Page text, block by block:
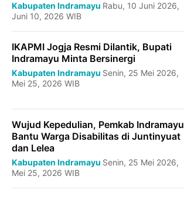
Kabupaten Indramayu Rabu, 10 Juni 2026,
Juni 10, 2026 WIB
IKAPMI Jogja Resmi Dilantik, Bupati
Indramayu Minta Bersinergi
Kabupaten Indramayu Senin, 25 Mei 2026,
Mei 25, 2026 WIB
Wujud Kepedulian, Pemkab Indramayu
Bantu Warga Disabilitas di Juntinyuat
dan Lelea
Kabupaten Indramayu Senin, 25 Mei 2026,
Mei 25, 2026 WIB